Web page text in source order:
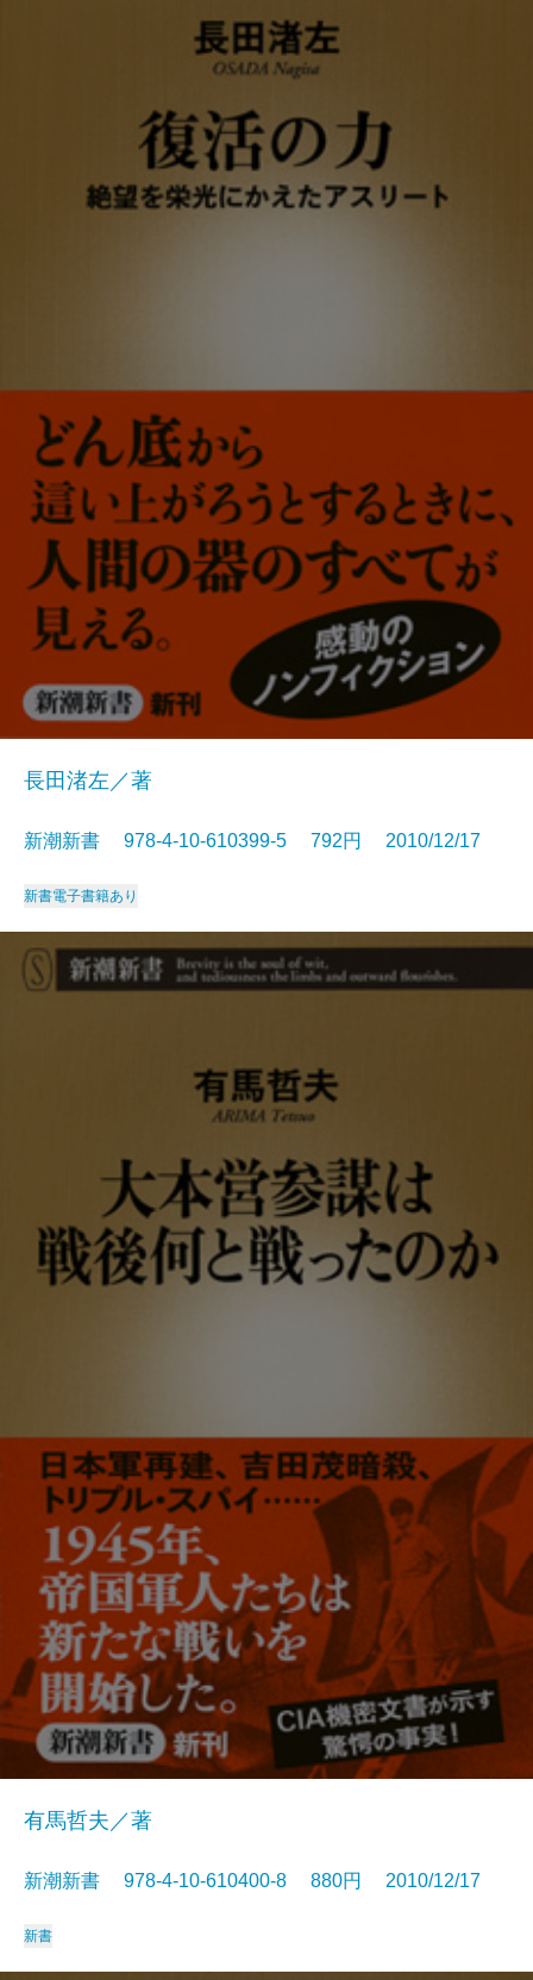
長田渚左／著
新潮新書 978-4-10-610399-5 792円 2010/12/17
新書電子書籍あり
有馬哲夫／著
新潮新書 978-4-10-610400-8 880円 2010/12/17
新書